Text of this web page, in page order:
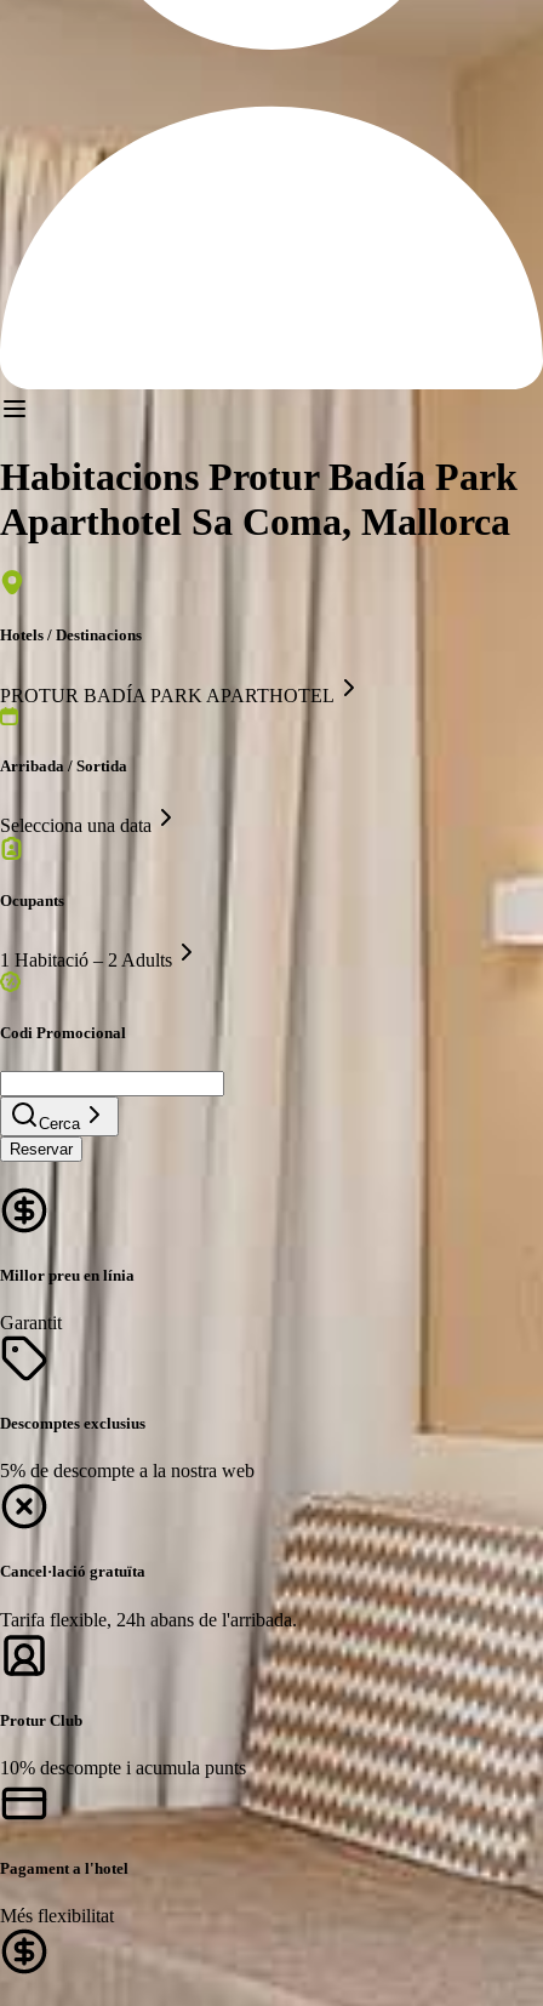
Habitacions Protur Badía Park
Aparthotel Sa Coma, Mallorca
Hotels / Destinacions
PROTUR BADÍA PARK APARTHOTEL
Arribada / Sortida
Selecciona una data
Ocupants
1 Habitació – 2 Adults
Codi Promocional
Cerca
Reservar
Millor preu en línia
Garantit
Descomptes exclusius
5% de descompte a la nostra web
Cancel·lació gratuïta
Tarifa flexible, 24h abans de l'arribada.
Protur Club
10% descompte i acumula punts
Pagament a l'hotel
Més flexibilitat